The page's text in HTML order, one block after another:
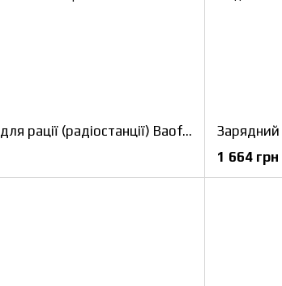
Тангента для рації (радіостанції) Baofeng
1 664 грн